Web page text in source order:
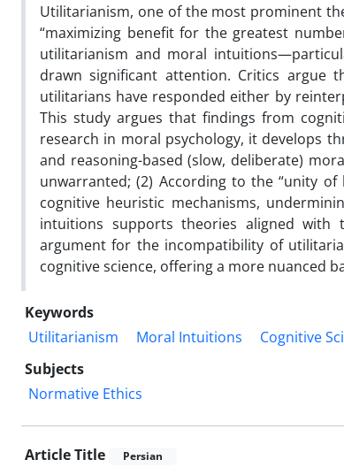
Utilitarianism, one of the most prominent
“maximizing benefit for the greatest
utilitarianism and moral
drawn significant attention. Critics argue
utilitarians have responded either by
This study argues that findings from
research in moral psychology, it develops
and reasoning-based (slow, deliberate)
unwarranted; (2) According to the “unity
cognitive heuristic mechanisms,
intuitions supports theories aligned
argument for the incompatibility of
cognitive science, offering a more nuanced
Keywords
Utilitarianism
Moral Intuitions Cognitive
Subjects
Normative Ethics
Article Title Persian